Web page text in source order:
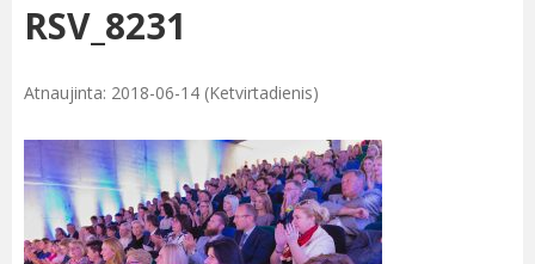
RSV_8231
Atnaujinta: 2018-06-14 (Ketvirtadienis)